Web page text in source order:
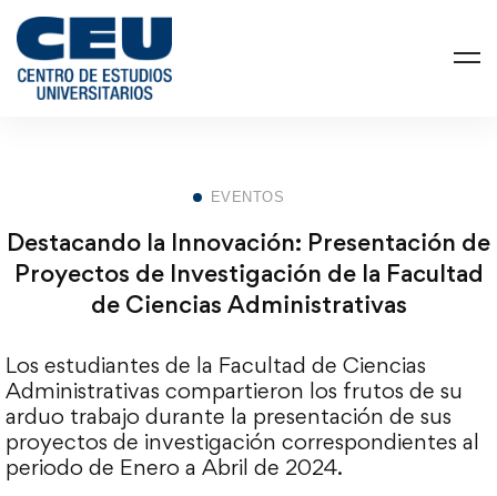
EVENTOS
Destacando la Innovación: Presentación de
Proyectos de Investigación de la Facultad
de Ciencias Administrativas
Los estudiantes de la Facultad de Ciencias
Administrativas compartieron los frutos de su
arduo trabajo durante la presentación de sus
proyectos de investigación correspondientes al
periodo de Enero a Abril de 2024.